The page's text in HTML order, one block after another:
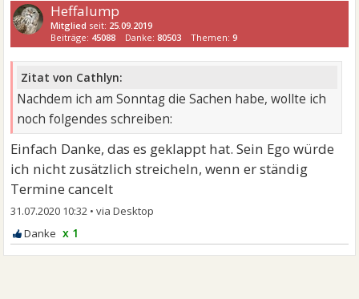
Heffalump
Mitglied seit: 25.09.2019
Beiträge: 45088 Danke:80503 Themen:9
Zitat von Cathlyn:
Nachdem ich am Sonntag die Sachen habe, wollte ich
noch folgendes schreiben:
Einfach Danke, das es geklappt hat. Sein Ego würde
ich nicht zusätzlich streicheln, wenn er ständig
Termine cancelt
31.07.2020 10:32 •
x 1